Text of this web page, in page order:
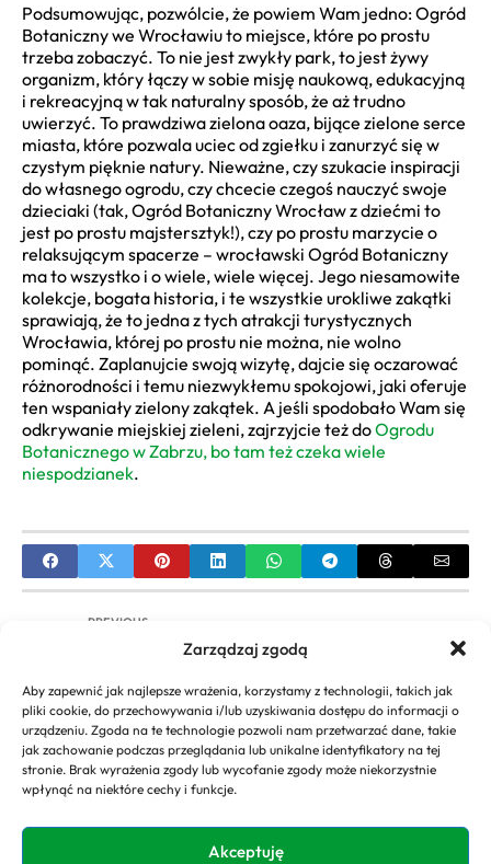
Zarządzaj zgodą
Aby zapewnić jak najlepsze wrażenia, korzystamy z technologii, takich jak
pliki cookie, do przechowywania i/lub uzyskiwania dostępu do informacji o
urządzeniu. Zgoda na te technologie pozwoli nam przetwarzać dane, takie
jak zachowanie podczas przeglądania lub unikalne identyfikatory na tej
stronie. Brak wyrażenia zgody lub wycofanie zgody może niekorzystnie
wpłynąć na niektóre cechy i funkcje.
Akceptuję
Podsumowując, pozwólcie, że powiem Wam jedno: Ogród
Botaniczny we Wrocławiu to miejsce, które po prostu
trzeba zobaczyć. To nie jest zwykły park, to jest żywy
organizm, który łączy w sobie misję naukową, edukacyjną
i rekreacyjną w tak naturalny sposób, że aż trudno
uwierzyć. To prawdziwa zielona oaza, bijące zielone serce
miasta, które pozwala uciec od zgiełku i zanurzyć się w
czystym pięknie natury. Nieważne, czy szukacie inspiracji
do własnego ogrodu, czy chcecie czegoś nauczyć swoje
dzieciaki (tak, Ogród Botaniczny Wrocław z dziećmi to
jest po prostu majstersztyk!), czy po prostu marzycie o
relaksującym spacerze – wrocławski Ogród Botaniczny
ma to wszystko i o wiele, wiele więcej. Jego niesamowite
kolekcje, bogata historia, i te wszystkie urokliwe zakątki
sprawiają, że to jedna z tych atrakcji turystycznych
Wrocławia, której po prostu nie można, nie wolno
pominąć. Zaplanujcie swoją wizytę, dajcie się oczarować
różnorodności i temu niezwykłemu spokojowi, jaki oferuje
ten wspaniały zielony zakątek. A jeśli spodobało Wam się
odkrywanie miejskiej zieleni, zajrzyjcie też doOgrodu
Botanicznego w Zabrzu, bo tam też czeka wiele
niespodzianek.
PREVIOUS
Dom Woskowych Ciał Film – Kompletny
Przewodnik po Kultowym Horrorze | Gdzie
Obejrzeć?
NEXT
Domki Polly Pocket: Przewodnik Zakupowy –
Znajdź Idealny Miniaturowy Świat!